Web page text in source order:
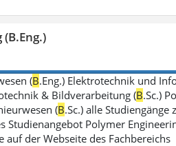
(B.Eng.) Elektrotechnik und
& Bildverarbeitung (B.Sc.)
(B.Sc.) alle
Studienangebot Polymer
der Webseite des Fachbereichs